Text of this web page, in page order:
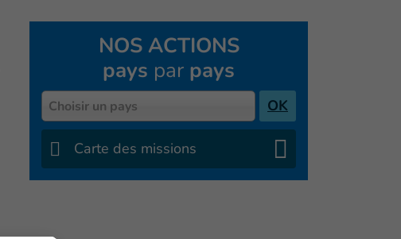
NOS ACTIONS
pays par pays
PaysChoisir un pays OK
Carte des missions